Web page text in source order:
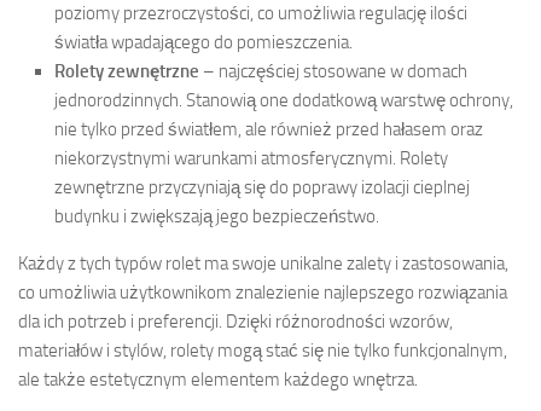
poziomy przezroczystości, co umożliwia regulację ilości
światła wpadającego do pomieszczenia.
Rolety zewnętrzne – najczęściej stosowane w domach
jednorodzinnych. Stanowią one dodatkową warstwę ochrony,
nie tylko przed światłem, ale również przed hałasem oraz
niekorzystnymi warunkami atmosferycznymi. Rolety
zewnętrzne przyczyniają się do poprawy izolacji cieplnej
budynku i zwiększają jego bezpieczeństwo.
Każdy z tych typów rolet ma swoje unikalne zalety i zastosowania,
co umożliwia użytkownikom znalezienie najlepszego rozwiązania
dla ich potrzeb i preferencji. Dzięki różnorodności wzorów,
materiałów i stylów, rolety mogą stać się nie tylko funkcjonalnym,
ale także estetycznym elementem każdego wnętrza.